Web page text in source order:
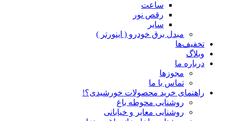
ساعت
رقص نور
سایر
مبدل برق خودرو ( اینورتر )
تخفیف‌ها
وبلاگ
درباره ما
مجوزها
تماس با ما
راهنمای خرید محصولات خورشیدی؟!
روشنایی محوطه باغ
روشنایی معابر و خیابانی